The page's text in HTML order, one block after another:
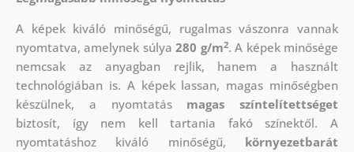
A képek kiváló minőségű, rugalmas vászonra vannak
nyomtatva, amelynek súlya280 g/m2. A képek minősége
nemcsak az anyagban rejlik, hanem a használt
technológiában is. A képek lassan, magas minőségben
készülnek, a nyomtatás magas színtelítettséget
biztosít, így nem kell tartania fakó színektől. A
nyomtatáshoz kiváló minőségű, környezetbarát